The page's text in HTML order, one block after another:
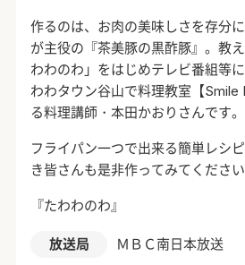
作るのは、お肉の美味しさを存分
が主役の『茶美豚の黒酢豚』。教
わわのわ」をはじめテレビ番組等
わわタウン谷山で料理教室【Smile
る料理講師・本田かおりさんです。
フライパン一つで出来る簡単レシ
き皆さんも是非作ってみてください
『たわわのわ』
放送局 ＭＢＣ南日本放送